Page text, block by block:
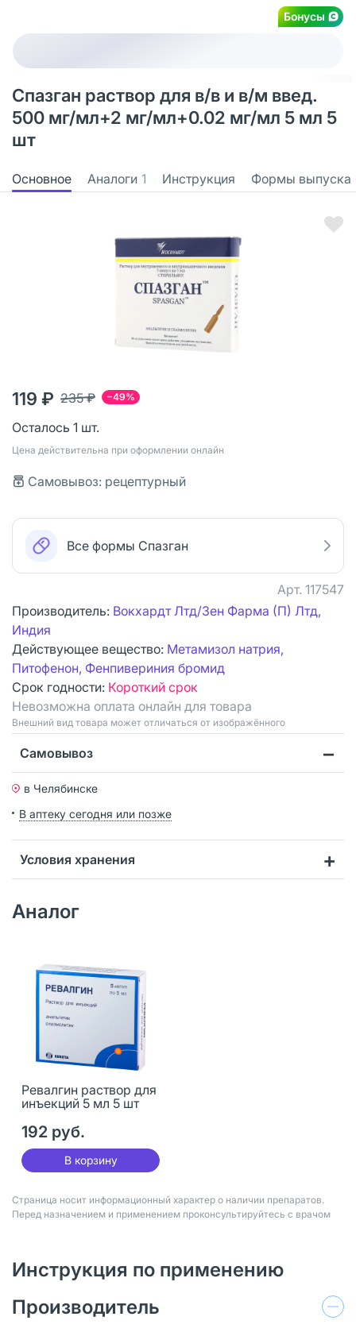
Бонусы
Спазган раствор для в/в и в/м введ.
500 мг/мл+2 мг/мл+0.02 мг/мл 5 мл 5
шт
Основное Аналоги 1 Инструкция Формы выпуска
−49%
235 ₽
119 ₽
Осталось 1 шт.
Цена действительна при оформлении онлайн
Самовывоз: рецептурный
Все формы Спазган
Арт. 117547
Производитель: Вокхардт Лтд/Зен Фарма (П) Лтд,
Индия
Действующее вещество: Метамизол натрия,
Питофенон, Фенпивериния бромид
Срок годности: Короткий срок
Невозможна оплата онлайн для товара
Bнешний вид товара может отличаться от изображённого
Самовывоз
в Челябинске
В аптеку сегодня или позже
Условия хранения
Аналог
Ревалгин раствор для
инъекций 5 мл 5 шт
192 руб.
В корзину
Страница носит информационный характер о наличии препаратов.
Перед назначением и применением проконсультируйтесь с врачом
Инструкция по применению
Производитель